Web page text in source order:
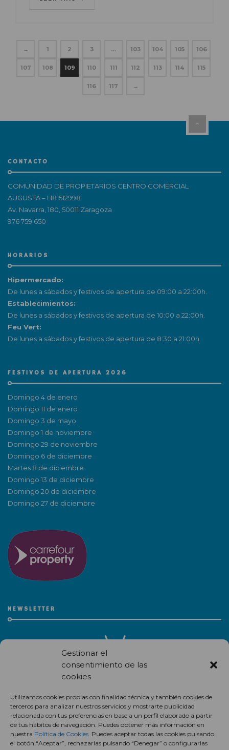
Gestionar el
consentimiento de las
cookies
Utilizamos cookies propias con finalidad técnica y también cookies de
terceros para analizar nuestros servicios y mostrarte publicidad
relacionada con tus preferencias en base a un perfil elaborado a partir
de tus hábitos de navegación. Puedes obtener más información en
nuestra Política de Cookies. Puedes aceptar todas las cookies pulsando
el botón “Aceptar”, rechazarlas pulsando “Denegar” o configurarlas
← 1 2 3 … 103 104 105 106
107 108 109 110 111 112 113 114 115
116 117 →
CONTACTO
COMUNIDAD DE PROPIETARIOS CENTRO COMERCIAL
AUGUSTA – H81512998
Av. Navarra, 180, 50011 Zaragoza
976 759 650
HORARIOS
Hipermercado:
De lunes a sábados y festivos de apertura de 09:00 a 22:00h.
Establecimientos:
De lunes a sábados y festivos de apertura de 10:00 a 22:00h.
Feu Vert:
De lunes a sábados y festivos de apertura de 8:30 a 21:00h.
FESTIVOS DE APERTURA 2026
Domingo 4 de enero
Domingo 11 de enero
Domingo 3 de mayo
Domingo 1 de noviembre
Domingo 29 de noviembre
Domingo 6 de diciembre
Martes 8 de diciembre
Domingo 13 de diciembre
Domingo 20 de diciembre
Domingo 27 de diciembre
NEWSLETTER
centro comercial.
Suscríbete